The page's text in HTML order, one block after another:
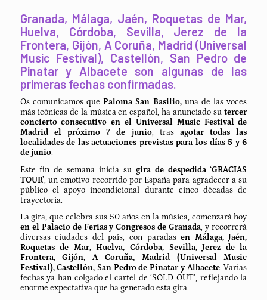
Granada, Málaga, Jaén, Roquetas de Mar,
Huelva, Córdoba, Sevilla, Jerez de la
Frontera, Gijón, A Coruña, Madrid (Universal
Music Festival), Castellón, San Pedro de
Pinatar y Albacete son algunas de las
primeras fechas confirmadas.
Os comunicamos quePaloma San Basilio,una de las voces
más icónicas de la música en español, ha anunciado sutercer
concierto consecutivo en el Universal Music Festival de
Madrid el próximo 7 de junio, tras agotar todas las
localidades de las actuaciones previstas para los días 5 y 6
de junio.
Este fin de semana inicia su gira de despedida ‘GRACIAS
TOUR’, un emotivo recorrido por España para agradecer a su
público el apoyo incondicional durante cinco décadas de
trayectoria.
La gira, que celebra sus 50 años en la música, comenzará hoy
en el Palacio de Ferias y Congresos de Granada, y recorrerá
diversas ciudades del país, con paradasen Málaga, Jaén,
Roquetas de Mar, Huelva, Córdoba, Sevilla, Jerez de la
Frontera, Gijón, A Coruña, Madrid (Universal Music
Festival), Castellón, San Pedro de Pinatar y Albacete. Varias
fechas ya han colgado el cartel de ‘SOLD OUT’, reflejando la
enorme expectativa que ha generado esta gira.